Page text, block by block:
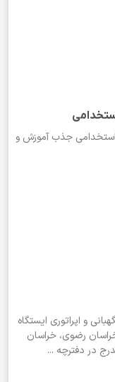
استخدامی جذب آموزش و
و اپراتوری ایستگاه
رضوی، خراسان
در دفترچه ...